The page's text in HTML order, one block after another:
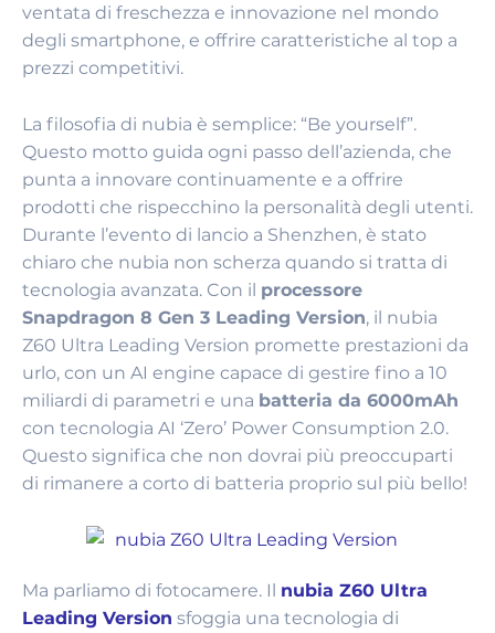
ventata di freschezza e innovazione nel mondo
degli smartphone, e offrire caratteristiche al top a
prezzi competitivi.
La filosofia di nubia è semplice: “Be yourself”.
Questo motto guida ogni passo dell’azienda, che
punta a innovare continuamente e a offrire
prodotti che rispecchino la personalità degli utenti.
Durante l’evento di lancio a Shenzhen, è stato
chiaro che nubia non scherza quando si tratta di
tecnologia avanzata. Con il processore
Snapdragon 8 Gen 3 Leading Version, il nubia
Z60 Ultra Leading Version promette prestazioni da
urlo, con un AI engine capace di gestire fino a 10
miliardi di parametri e una batteria da 6000mAh
con tecnologia AI ‘Zero’ Power Consumption 2.0.
Questo significa che non dovrai più preoccuparti
di rimanere a corto di batteria proprio sul più bello!
Ma parliamo di fotocamere. Il nubia Z60 Ultra
Leading Version sfoggia una tecnologia di